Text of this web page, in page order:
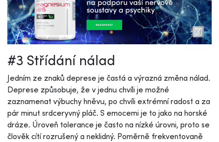
#3 Střídání nálad
Jedním ze znaků deprese je častá a výrazná změna nálad.
Deprese způsobuje, že v jednu chvíli je možné
zaznamenat výbuchy hněvu, po chvíli extrémní radost a za
pár minut srdceryvný pláč. S emocemi je to jako na horské
dráze. Úroveň tolerance je často na nízké úrovni, proto se
člověk cítí rozrušený a neklidný. Poměrně frekventovaně